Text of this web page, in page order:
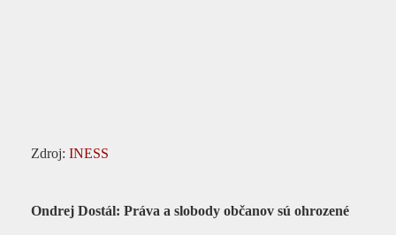
Zdroj: INESS
Ondrej Dostál: Práva a slobody občanov sú ohrozené